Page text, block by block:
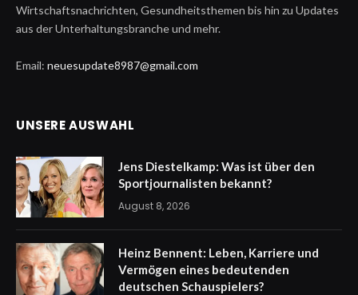
Wirtschaftsnachrichten, Gesundheitsthemen bis hin zu Updates
aus der Unterhaltungsbranche und mehr.
Email: neuesupdate8987@gmail.com
UNSERE AUSWAHL
Jens Diestelkamp: Was ist über den
Sportjournalisten bekannt?
August 8, 2026
Heinz Bennent: Leben, Karriere und
Vermögen eines bedeutenden
deutschen Schauspielers?